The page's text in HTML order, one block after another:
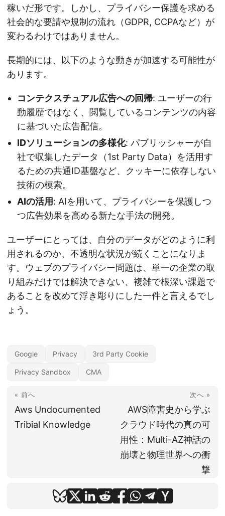
稼いだ形です。しかし、プライバシー保護を求める
社会的な要請や規制の流れ（GDPR, CCPAなど）が
変わるわけではありません。
長期的には、以下のような動きが加速する可能性が
あります。
コンテクスチュアル広告への回帰: ユーザーの行
動履歴ではなく、閲覧しているコンテンツの内容
に基づいた広告配信。
IDソリューションの多様化: パブリッシャーが自
社で収集したデータ（1st Party Data）を活用す
るための共通ID基盤など、クッキーに依存しない
技術の模索。
AIの活用: AIを用いて、プライバシーを保護しつ
つ広告効果を高める新たな手法の開発。
ユーザーにとっては、自分のデータがどのように利
用されるのか、不透明な状況が続くことになりま
す。ウェブのプライバシー問題は、単一の企業の取
り組みだけでは解決できない、複雑で根深い課題で
あることを改めて浮き彫りにした一件と言えるでし
ょう。
Google Privacy 3rd Party Cookie
Privacy Sandbox CMA
« 前へ
Aws Undocumented
Tribial Knowledge
次へ »
AWS障害史から学ぶ
クラウド時代の真の可
用性：Multi-AZ神話の
崩壊と物理世界への衝
撃